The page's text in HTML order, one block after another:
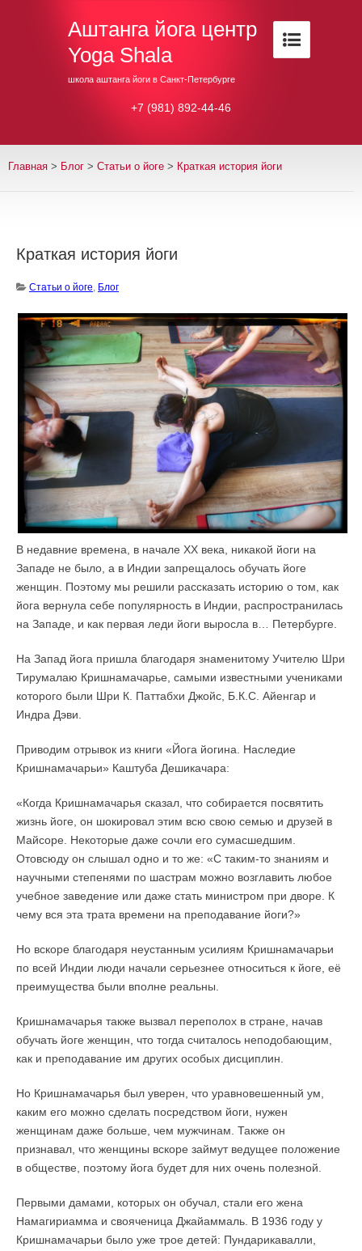
Аштанга йога центр
Yoga Shala
школа аштанга йоги в Санкт-Петербурге
+7 (981) 892-44-46
Главная > Блог > Cтатьи о йоге > Краткая история йоги
Краткая история йоги
Cтатьи о йоге, Блог
В недавние времена, в начале ХХ века, никакой йоги на
Западе не было, а в Индии запрещалось обучать йоге
женщин. Поэтому мы решили рассказать историю о том, как
йога вернула себе популярность в Индии, распространилась
на Западе, и как первая леди йоги выросла в… Петербурге.
На Запад йога пришла благодаря знаменитому Учителю Шри
Тирумалаю Кришнамачарье, самыми известными учениками
которого были Шри К. Паттабхи Джойс, Б.К.С. Айенгар и
Индра Дэви.
Приводим отрывок из книги «Йога йогина. Наследие
Кришнамачарьи» Каштуба Дешикачара:
«Когда Кришнамачарья сказал, что собирается посвятить
жизнь йоге, он шокировал этим всю свою семью и друзей в
Майсоре. Некоторые даже сочли его сумасшедшим.
Отовсюду он слышал одно и то же: «С таким-то знаниям и
научными степенями по шастрам можно возглавить любое
учебное заведение или даже стать министром при дворе. К
чему вся эта трата времени на преподавание йоги?»
Но вскоре благодаря неустанным усилиям Кришнамачарьи
по всей Индии люди начали серьезнее относиться к йоге, её
преимущества были вполне реальны.
Кришнамачарья также вызвал переполох в стране, начав
обучать йоге женщин, что тогда считалось неподобающим,
как и преподавание им других особых дисциплин.
Но Кришнамачарья был уверен, что уравновешенный ум,
каким его можно сделать посредством йоги, нужен
женщинам даже больше, чем мужчинам. Также он
признавал, что женщины вскоре займут ведущее положение
в обществе, поэтому йога будет для них очень полезной.
Первыми дамами, которых он обучал, стали его жена
Намагириамма и свояченица Джайаммаль. В 1936 году у
Кришнамачарьи было уже трое детей: Пундарикавалли,